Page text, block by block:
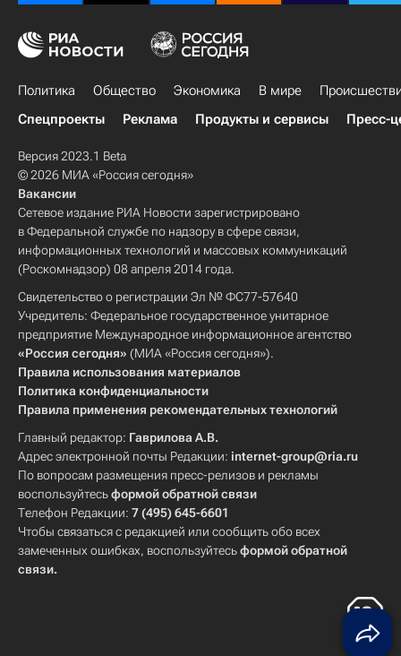
Политика Общество Экономика В мире
Спецпроекты
Реклама Продукты и сервисы Пресс-
Версия 2023.1 Beta
© 2026 МИА «Россия сегодня»
Вакансии
Сетевое издание РИА Новости зарегистрировано
в Федеральной службе по надзору в сфере связи,
информационных технологий и массовых коммуникаций
(Роскомнадзор) 08 апреля 2014 года.
Свидетельство о регистрации Эл № ФС77-57640
Учредитель: Федеральное государственное унитарное
предприятие Международное информационное агентство
«Россия сегодня» (МИА «Россия сегодня»).
Правила использования материалов
Политика конфиденциальности
Правила применения рекомендательных технологий
Главный редактор: Гаврилова А.В.
Адрес электронной почты Редакции: internet-group@ria.ru
По вопросам размещения пресс-релизов и рекламы
воспользуйтесьформой обратной связи
Телефон Редакции: 7 (495) 645-6601
Чтобы связаться с редакцией или сообщить обо всех
замеченных ошибках, воспользуйтесьформой обратной
связи.